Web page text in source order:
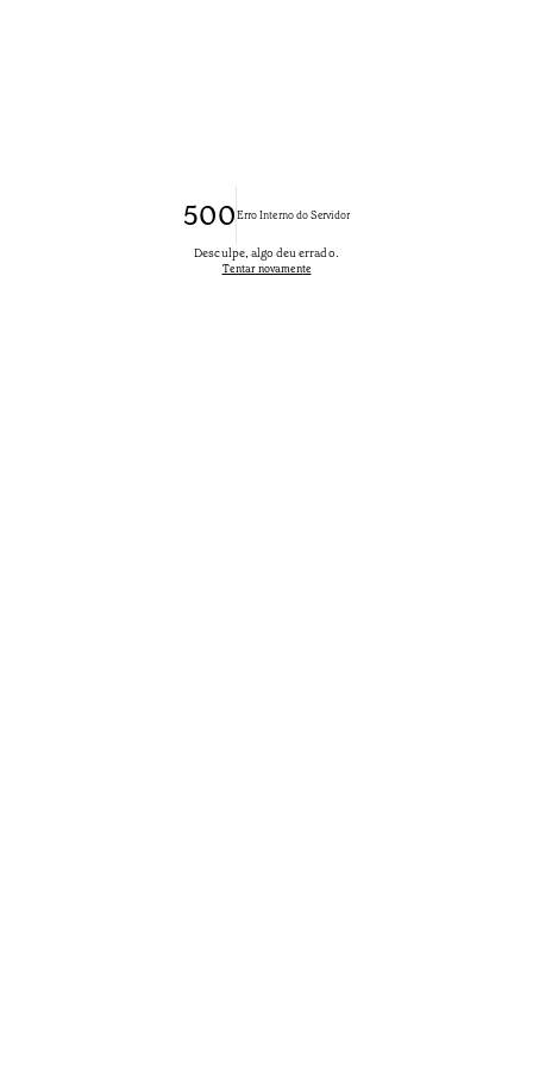
500Erro Interno do Servidor
Desculpe, algo deu errado.
Tentar novamente